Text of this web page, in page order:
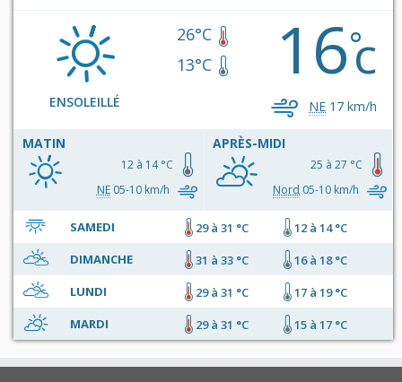
ENSOLEILLÉ
26°C
13°C
16°c
NE 17 km/h
MATIN
12 à 14 °C
NE05-10 km/h
APRÈS-MIDI
25 à 27 °C
Nord 05-10 km/h
SAMEDI 29 à 31 °C
12 à 14 °C
DIMANCHE
31 à 33 °C
16 à 18 °C
LUNDI
29 à 31 °C
17 à 19 °C
MARDI
29 à 31 °C 15 à 17 °C